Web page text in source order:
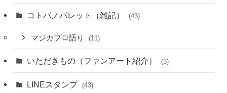
コトバノパレット（雑記） (43)
マジカプロ語り (11)
いただきもの（ファンアート紹介） (3)
LINEスタンプ (43)